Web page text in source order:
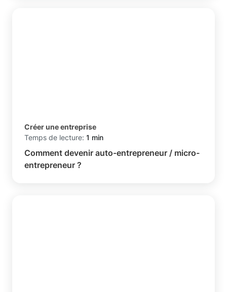
Créer une entreprise
Temps de lecture: 1 min
Comment devenir auto-entrepreneur / micro-
entrepreneur ?